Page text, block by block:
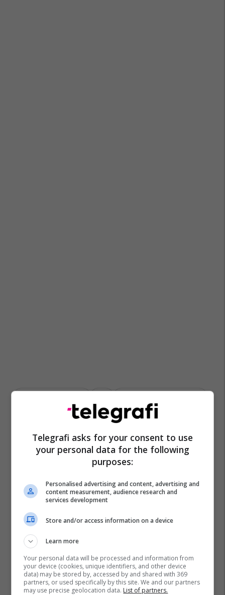
Administrata Tatimore E Kosovës
Tvsh
Telegrafi asks for your consent to use
your personal data for the following
purposes:
Personalised advertising and content, advertising and
content measurement, audience research and
services development
Store and/or access information on a device
Learn more
Your personal data will be processed and information from
your device (cookies, unique identifiers, and other device
data) may be stored by, accessed by and shared with 369
partners, or used specifically by this site. We and our partners
may use precise geolocation data. List of partners.